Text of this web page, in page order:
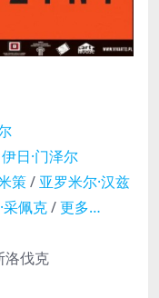
伊日·门泽尔
策/ 亚罗米尔·汉兹
采佩克/更多…
洛伐克